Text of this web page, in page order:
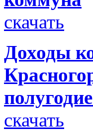
скачать
Доходы
скачать